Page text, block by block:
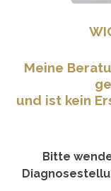
Meine
und ist kein
Bitte